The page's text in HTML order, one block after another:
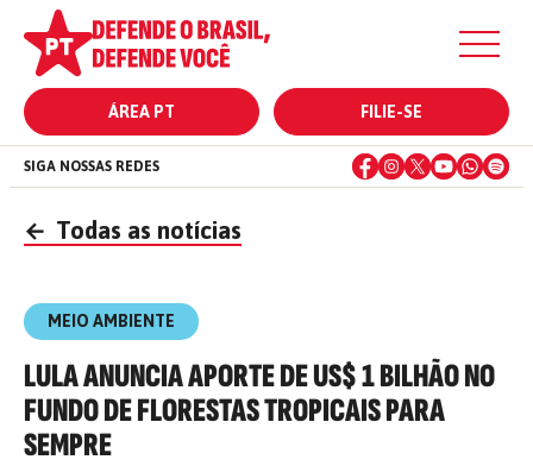
ÁREA PT FILIE-SE
SIGA NOSSAS REDES
← Todas as notícias
MEIO AMBIENTE
LULA ANUNCIA APORTE DE US$ 1 BILHÃO NO
FUNDO DE FLORESTAS TROPICAIS PARA
SEMPRE